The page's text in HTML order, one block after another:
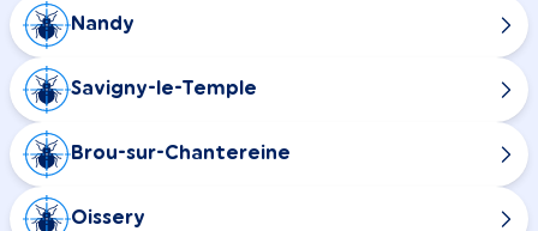
Nandy
Savigny-le-Temple
Brou-sur-Chantereine
Oissery